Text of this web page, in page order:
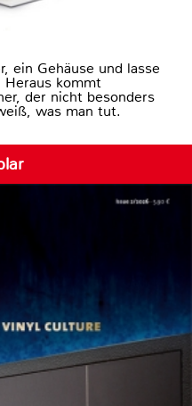
ein Gehäuse und lasse
kommt
der nicht besonders
was man tut.